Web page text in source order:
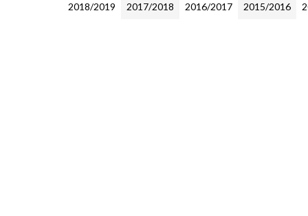
2018/2019 2017/2018 2016/2017 2015/2016